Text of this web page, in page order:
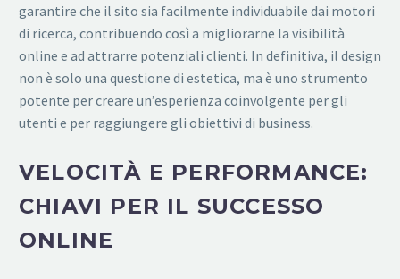
garantire che il sito sia facilmente individuabile dai motori
di ricerca, contribuendo così a migliorarne la visibilità
online e ad attrarre potenziali clienti. In definitiva, il design
non è solo una questione di estetica, ma è uno strumento
potente per creare un’esperienza coinvolgente per gli
utenti e per raggiungere gli obiettivi di business.
VELOCITÀ E PERFORMANCE:
CHIAVI PER IL SUCCESSO
ONLINE